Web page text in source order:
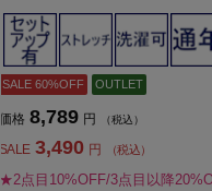
SALE 60%OFF OUTLET
価格 8,789 円 （税込）
SALE 3,490 円 （税込）
★2点目10%OFF/3点目以降